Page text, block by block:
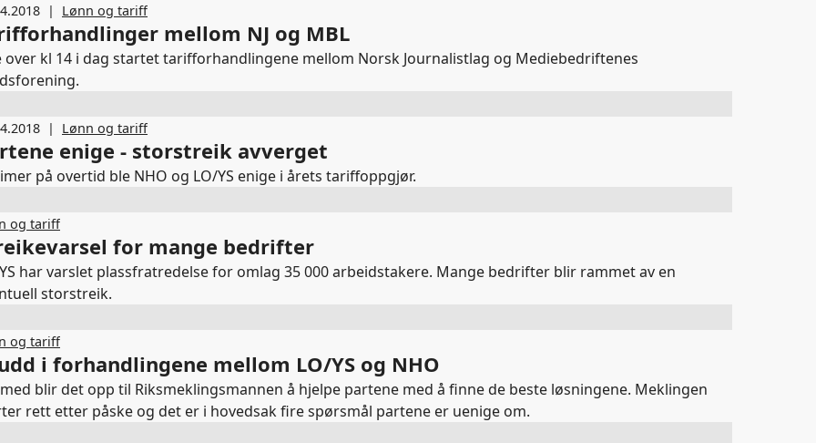
| Lønn og tariff
mellom NJ og MBL
over kl 14 i dag startet tarifforhandlingene mellom Norsk Journalistlag og Mediebedriftenes
| Lønn og tariff
enige - storstreik avverget
på overtid ble NHO og LO/YS enige i årets tariffoppgjør.
og tariff
for mange bedrifter
har varslet plassfratredelse for omlag 35 000 arbeidstakere. Mange bedrifter blir rammet av en
storstreik.
og tariff
i forhandlingene mellom LO/YS og NHO
blir det opp til Riksmeklingsmannen å hjelpe partene med å finne de beste løsningene. Meklingen
rett etter påske og det er i hovedsak fire spørsmål partene er uenige om.